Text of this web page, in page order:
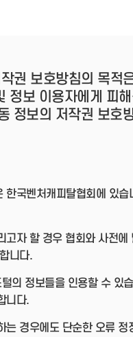
- VC 트랙레코드 확
인
- 투자확인서발급시
스템
권 보호방침의 목
보 이용자에게 피
정보의 저작권 보호
국벤처캐피탈협회에 있
자 할 경우 협회와 사전
니다.
정보들을 인용할 수 있
니다.
경우에도 단순한 오류